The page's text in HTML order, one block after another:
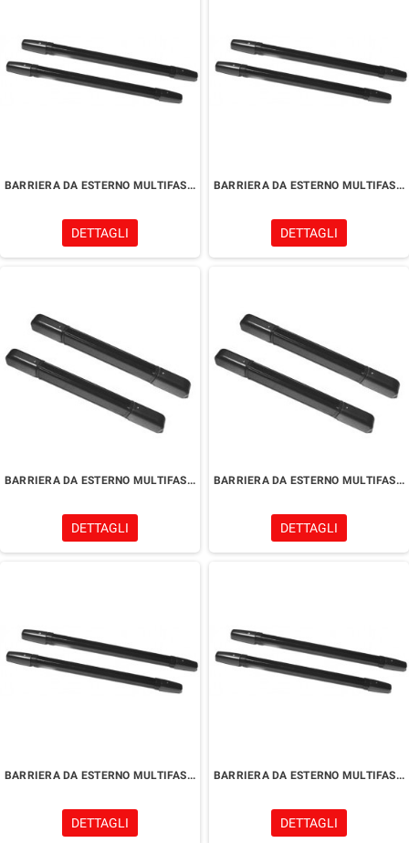
BARRIERA DA ESTERNO MULTIFASCIO
DETTAGLI
BARRIERA DA ESTERNO MULTIFASCIO
DETTAGLI
BARRIERA DA ESTERNO MULTIFASCIO
DETTAGLI
BARRIERA DA ESTERNO MULTIFASCIO
DETTAGLI
BARRIERA DA ESTERNO MULTIFASCIO
DETTAGLI
BARRIERA DA ESTERNO MULTIFASCIO
DETTAGLI